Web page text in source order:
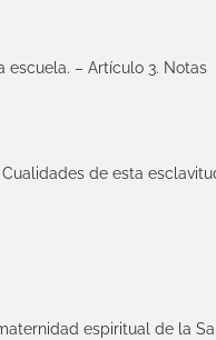
escuela. – Artículo 3. Notas
de esta
espiritual de la